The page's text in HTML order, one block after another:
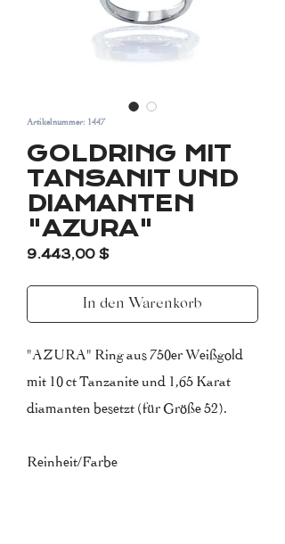
Artikelnummer: 1447
GOLDRING MIT
TANSANIT UND
DIAMANTEN
"AZURA"
9.443,00 $Preis
In den Warenkorb
"AZURA" Ring aus 750er Weißgold
mit 10 ct Tanzanite und 1,65 Karat
diamanten besetzt (für Größe 52).
Reinheit/Farbe